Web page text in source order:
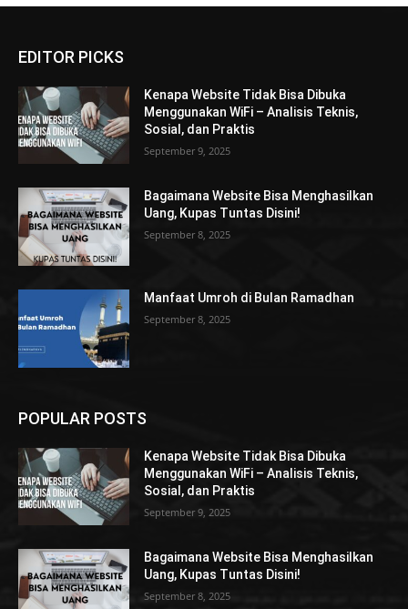
EDITOR PICKS
Kenapa Website Tidak Bisa Dibuka
Menggunakan WiFi – Analisis Teknis,
Sosial, dan Praktis
September 9, 2025
Bagaimana Website Bisa Menghasilkan
Uang, Kupas Tuntas Disini!
September 8, 2025
Manfaat Umroh di Bulan Ramadhan
September 8, 2025
POPULAR POSTS
Kenapa Website Tidak Bisa Dibuka
Menggunakan WiFi – Analisis Teknis,
Sosial, dan Praktis
September 9, 2025
Bagaimana Website Bisa Menghasilkan
Uang, Kupas Tuntas Disini!
September 8, 2025